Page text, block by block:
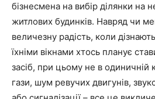
бізнесмена на вибір ділянки на
житлових будинків. Навряд чи
величезну радість, коли
їхніми вікнами хтось планує
засіб, при цьому не в одиничній
гази, шум ревучих двигунів,